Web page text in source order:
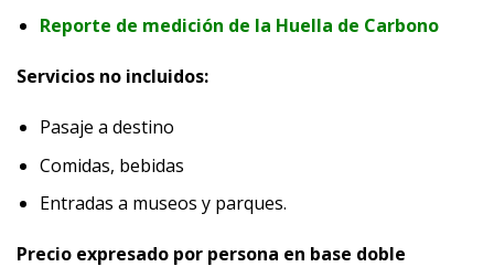
Reporte de medición de la Huella de Carbono
Servicios no incluidos:
Pasaje a destino
Comidas, bebidas
Entradas a museos y parques.
Precio expresado por persona en base doble